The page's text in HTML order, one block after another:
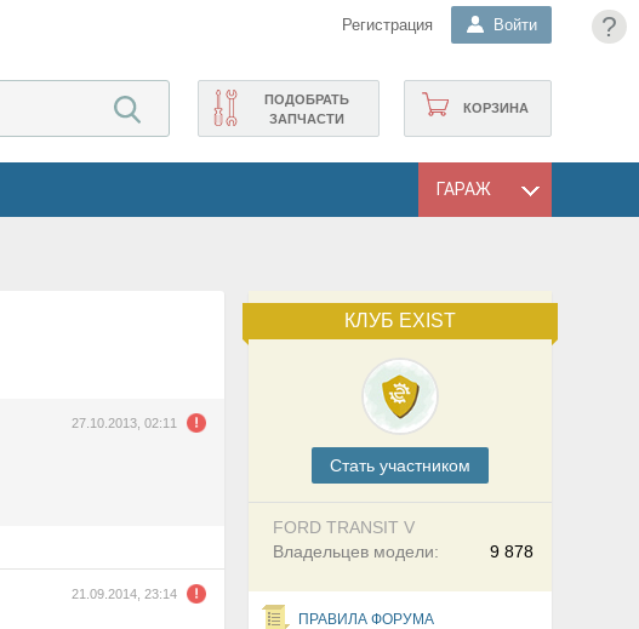
?
Регистрация Войти
КОРЗИНА
ПОДОБРАТЬ
ЗАПЧАСТИ
ГАРАЖ
КЛУБ EXIST
Cтать участником
FORD TRANSIT V
9 878
Владельцев модели:
ПРАВИЛА ФОРУМА
27.10.2013, 02:11
21.09.2014, 23:14